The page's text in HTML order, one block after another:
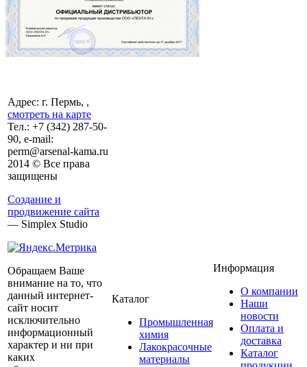
Адрес: г. Пермь, ,
смотреть на карте
Тел.: +7 (342) 287-50-
90, e-mail:
perm@arsenal-kama.ru
2014 © Все права
защищены
Создание и
продвижение сайта
— Simplex Studio
Обращаем Ваше
внимание на то, что
данный интернет-
сайт носит
исключительно
информационный
характер и ни при
каких
Каталог
Промышленная
химия
Лакокрасочные
материалы
Информация
О компании
Наши
новости
Оплата и
доставка
Каталог